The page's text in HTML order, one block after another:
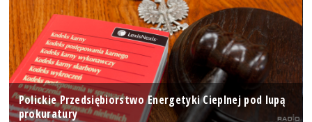
Polickie Przedsiębiorstwo Energetyki Cieplnej pod lupą
prokuratury